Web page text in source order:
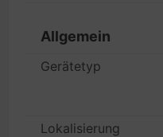
Allgemein
Gerätetyp
Lokalisierung